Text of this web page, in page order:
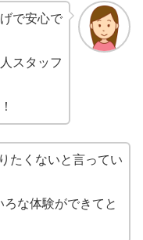
で安心で
スタッフ
たくないと言ってい
な体験ができてと